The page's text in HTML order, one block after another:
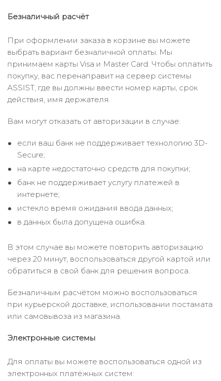
Безналичный расчёт
При оформлении заказа в корзине вы можете
выбрать вариант безналичной оплаты. Мы
принимаем карты Visa и Master Card. Чтобы оплатить
покупку, вас перенаправит на сервер системы
ASSIST, где вы должны ввести номер карты, срок
действия, имя держателя.
Вам могут отказать от авторизации в случае:
если ваш банк не поддерживает технологию 3D-
Secure;
на карте недостаточно средств для покупки;
банк не поддерживает услугу платежей в
интернете;
истекло время ожидания ввода данных;
в данных была допущена ошибка.
В этом случае вы можете повторить авторизацию
через 20 минут, воспользоваться другой картой или
обратиться в свой банк для решения вопроса.
Безналичным расчётом можно воспользоваться
при курьерской доставке, использовании постамата
или самовывоза из магазина.
Электронные системы
Для оплаты вы можете воспользоваться одной из
электронных платёжных систем: